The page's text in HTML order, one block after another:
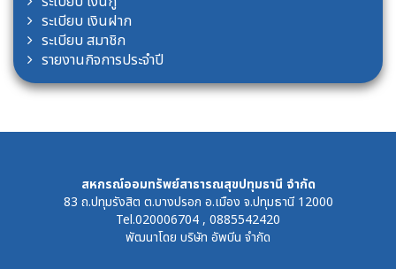
ระเบียบ เงินฝาก
ระเบียบ สมาชิก
รายงานกิจการประจำปี
สหกรณ์ออมทรัพย์สาธารณสุขปทุมธานี จำกัด
83 ถ.ปทุมรังสิต ต.บางปรอก อ.เมือง จ.ปทุมธานี 12000
Tel.020006704 , 0885542420
พัฒนาโดย บริษัท อัพบีน จำกัด